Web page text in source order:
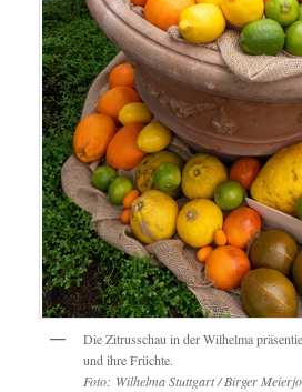
Die Zitrusschau in der Wilhelma
und ihre Früchte.
Foto: Wilhelma Stuttgart / Birger